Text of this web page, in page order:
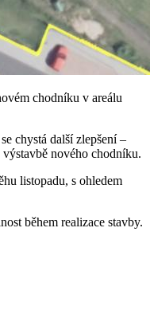
chodníku v areálu
chystá další zlepšení –
nového chodníku.
listopadu, s ohledem
během realizace stavby.